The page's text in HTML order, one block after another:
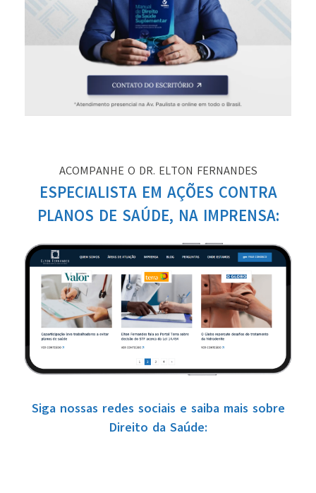
ACOMPANHE O DR. ELTON FERNANDES
ESPECIALISTA EM AÇÕES CONTRA
PLANOS DE SAÚDE, NA IMPRENSA:
Siga nossas redes sociais e saiba mais sobre
Direito da Saúde: